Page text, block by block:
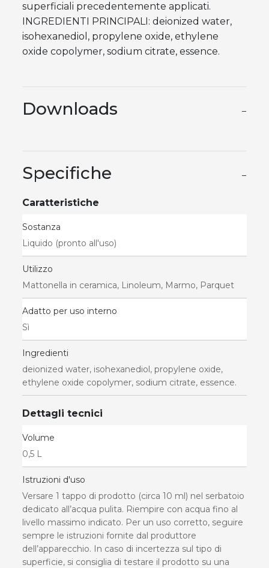
superficiali precedentemente applicati.
INGREDIENTI PRINCIPALI: deionized water,
isohexanediol, propylene oxide, ethylene
oxide copolymer, sodium citrate, essence.
Downloads −
Specifiche −
Caratteristiche
Sostanza
Liquido (pronto all'uso)
Utilizzo
Mattonella in ceramica, Linoleum, Marmo, Parquet
Adatto per uso interno
Sì
Ingredienti
deionized water, isohexanediol, propylene oxide,
ethylene oxide copolymer, sodium citrate, essence.
Dettagli tecnici
Volume
0,5 L
Istruzioni d'uso
Versare 1 tappo di prodotto (circa 10 ml) nel serbatoio
dedicato all’acqua pulita. Riempire con acqua fino al
livello massimo indicato. Per un uso corretto, seguire
sempre le istruzioni fornite dal produttore
dell’apparecchio. In caso di incertezza sul tipo di
superficie, si consiglia di testare il prodotto su una